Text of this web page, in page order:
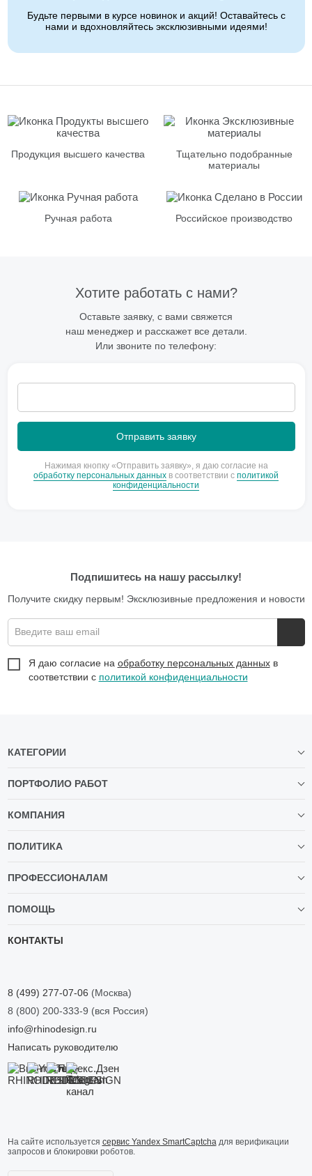
Будьте первыми в курсе новинок и акций! Оставайтесь с
нами и вдохновляйтесь эксклюзивными идеями!
Продукция высшего качества
Тщательно подобранные
материалы
Ручная работа Российское производство
Хотите работать с нами?
Оставьте заявку, с вами свяжется
наш менеджер и расскажет все детали.
Или звоните по телефону:
Нажимая кнопку «Отправить заявку», я даю согласие на
обработку персональных данных в соответствии с политикой
конфиденциальности
Подпишитесь на нашу рассылку!
Получите скидку первым! Эксклюзивные предложения и новости
Введите ваш email
Я даю согласие на обработку персональных данныхв
соответствии с политикой конфиденциальности
КАТЕГОРИИ
ПОРТФОЛИО РАБОТ
КОМПАНИЯ
ПОЛИТИКА
ПРОФЕССИОНАЛАМ
ПОМОЩЬ
КОНТАКТЫ
8 (499) 277-07-06 (Москва)
8 (800) 200-333-9 (вся Россия)
info@rhinodesign.ru
Написать руководителю
На сайте используется сервис Yandex SmartCaptchaдля верификации
запросов и блокировки роботов.